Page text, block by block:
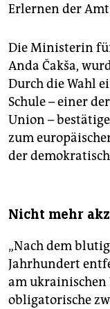
Erlernen der
Die Ministerin
Anda Čakša,
Durch die Wahl
Schule – einer
Union –
zum
der
Nicht mehr
„Nach dem
Jahrhundert
am ukrainischen
obligatorische